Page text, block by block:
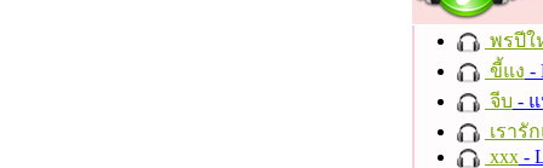
พรปีใ
ขี้แง -
จีบ -
เรารั
xxx -